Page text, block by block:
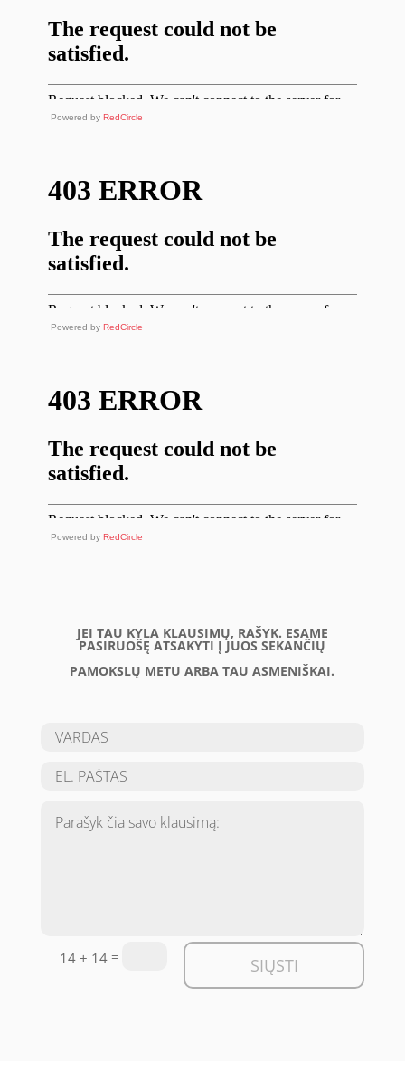
Powered by RedCircle
Powered by RedCircle
Powered by RedCircle
JEI TAU KYLA KLAUSIMŲ, RAŠYK. ESAME
PASIRUOŠĘ ATSAKYTI Į JUOS SEKANČIŲ
PAMOKSLŲ METU ARBA TAU ASMENIŠKAI.
14 + 14 = SIŲSTI